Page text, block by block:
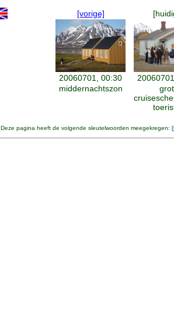
[vorige]
20060701, 00:30
middernachtszon
Deze pagina heeft de volgende sleutelwoorden meegekregen: [